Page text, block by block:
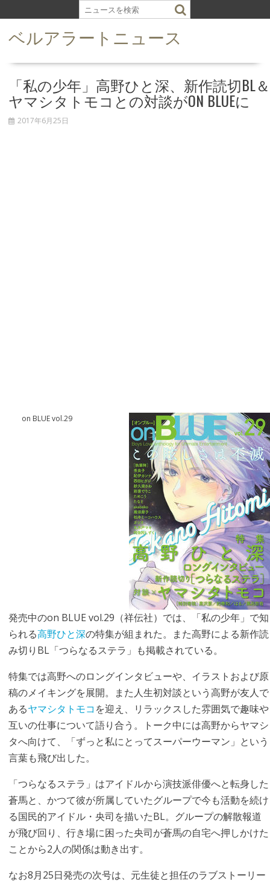
k
ベルアラートニュース
「私の少年」高野ひと深、新作読切BL＆
ヤマシタトモコとの対談がON BLUEに
2017年6月25日
on BLUE vol.29
発売中のon BLUE vol.29（祥伝社）では、「私の少年」で知
られる高野ひと深の特集が組まれた。また高野による新作読
み切りBL「つらなるステラ」も掲載されている。
特集では高野へのロングインタビューや、イラストおよび原
稿のメイキングを展開。また人生初対談という高野が友人で
あるヤマシタトモコ を迎え、リラックスした雰囲気で趣味や
互いの仕事について語り合う。トーク中には高野からヤマシ
タへ向けて、「ずっと私にとってスーパーウーマン」という
言葉も飛び出した。
「つらなるステラ」はアイドルから演技派俳優へと転身した
蒼馬と、かつて彼が所属していたグループで今も活動を続け
る国民的アイドル・央司を描いたBL。グループの解散報道
が飛び回り、行き場に困った央司が蒼馬の自宅へ押しかけた
ことから2人の関係は動き出す。
なお8月25日発売の次号は、元生徒と担任のラブストーリー